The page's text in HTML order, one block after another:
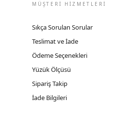
MÜŞTERİ HİZMETLERİ
Sıkça Sorulan Sorular
Teslimat ve İade
Ödeme Seçenekleri
Yüzük Ölçüsü
Sipariş Takip
İade Bilgileri